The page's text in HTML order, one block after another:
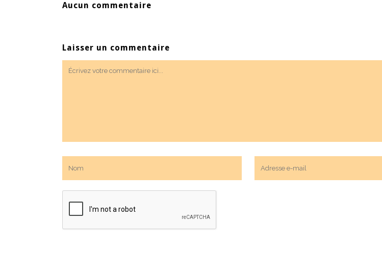
Aucun commentaire
Laisser un commentaire